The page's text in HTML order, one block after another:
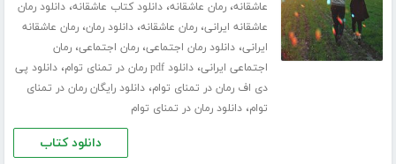
عاشقانه،رمان عاشقانه،دانلود کتاب عاشقانه،دانلود رمان
عاشقانه ایرانی،رمان عاشقانه،دانلود رمان،رمان عاشقانه
ایرانی،دانلود رمان اجتماعی،رمان اجتماعی،رمان
اجتماعی ایرانی،دانلود pdf رمان در تمنای توام ،دانلود پی
دی اف رمان در تمنای توام،دانلود رایگان رمان در تمنای
توام،دانلود رمان در تمنای توام
دانلود کتاب